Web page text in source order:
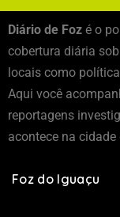
Diário de Foz é o
cobertura diária
locais como
Aqui você
reportagens
acontece na cidade
Foz do Iguaçu